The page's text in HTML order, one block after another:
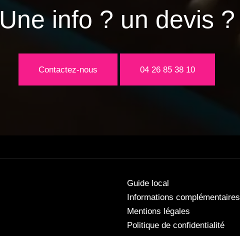
Une info ? un devis ?
Contactez-nous 04 26 85 38 10
Guide local
Informations complémentaires
Mentions légales
Politique de confidentialité